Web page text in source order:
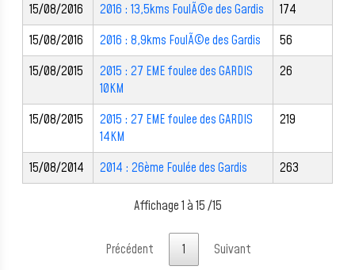
15/08/2016 2016 : 13,5kms FoulÃ©e des Gardis
174
15/08/2016
2016 : 8,9kms FoulÃ©e des Gardis
56
15/08/2015
2015 : 27 EME foulee des GARDIS
10KM
26
15/08/2015
2015 : 27 EME foulee des GARDIS
14KM
219
15/08/2014 2014 : 26ème Foulée des Gardis 263
Affichage 1 à 15 /15
Précédent 1 Suivant